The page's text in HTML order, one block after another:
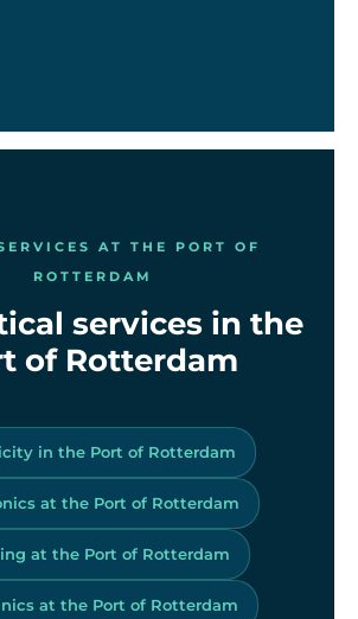
AT THE PORT OF
ROTTERDAM
services in the
of Rotterdam
in the Port of Rotterdam
at the Port of Rotterdam
at the Port of Rotterdam
at the Port of Rotterdam